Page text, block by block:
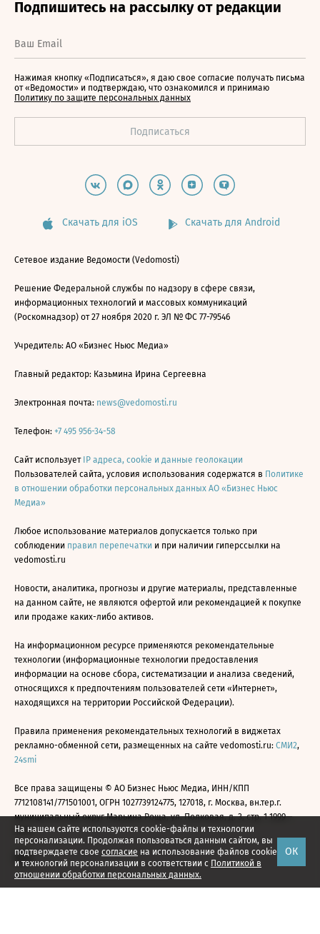
На нашем сайте используются cookie-файлы и технологии
персонализации. Продолжая пользоваться данным сайтом, вы
подтверждаете свое согласие на использование файлов cookie
и технологий персонализации в соответствии с Политикой в
отношении обработки персональных данных.
ОК
Нажимая кнопку «Подписаться», я даю свое согласие получать письма
от «Ведомости» и подтверждаю, что ознакомился и принимаю
Политику по защите персональных данных
Скачать для iOS Скачать для Android
Сетевое издание Ведомости (Vedomosti)
Решение Федеральной службы по надзору в сфере связи,
информационных технологий и массовых коммуникаций
(Роскомнадзор) от 27 ноября 2020 г. ЭЛ № ФС 77-79546
Учредитель: АО «Бизнес Ньюс Медиа»
Главный редактор: Казьмина Ирина Сергеевна
Электронная почта: news@vedomosti.ru
Телефон: +7 495 956-34-58
Сайт использует IP адреса, cookie и данные геолокации
Пользователей сайта, условия использования содержатся в Политике
в отношении обработки персональных данных АО «Бизнес Ньюс
Медиа»
Любое использование материалов допускается только при
соблюдении правил перепечатки и при наличии гиперссылки на
vedomosti.ru
Новости, аналитика, прогнозы и другие материалы, представленные
на данном сайте, не являются офертой или рекомендацией к покупке
или продаже каких-либо активов.
На информационном ресурсе применяются рекомендательные
технологии (информационные технологии предоставления
информации на основе сбора, систематизации и анализа сведений,
относящихся к предпочтениям пользователей сети «Интернет»,
находящихся на территории Российской Федерации).
Правила применения рекомендательных технологий в виджетах
рекламно-обменной сети, размещенных на сайте vedomosti.ru: СМИ2,
24smi
Все права защищены © АО Бизнес Ньюс Медиа, ИНН/КПП
7712108141/771501001, ОГРН 1027739124775, 127018, г. Москва, вн.тер.г.
муниципальный округ Марьина Роща, ул. Полковая, д. 3, стр. 1 1999—
2026